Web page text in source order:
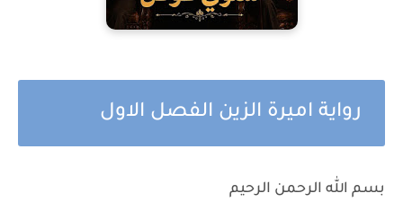
رواية اميرة الزين الفصل الاول
بسم الله الرحمن الرحيم